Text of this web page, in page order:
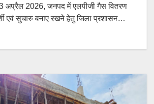
अप्रैल 2026, जनपद में एलपीजी गैस वितरण
एवं सुचारु बनाए रखने हेतु जिला प्रशासन…